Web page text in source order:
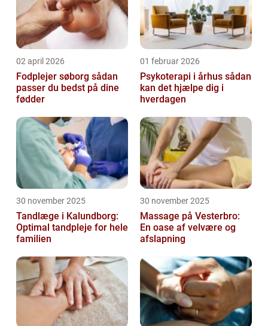
02 april 2026
Fodplejer søborg sådan
passer du bedst på dine
fødder
01 februar 2026
Psykoterapi i århus sådan
kan det hjælpe dig i
hverdagen
30 november 2025
Tandlæge i Kalundborg:
Optimal tandpleje for hele
familien
30 november 2025
Massage på Vesterbro:
En oase af velvære og
afslapning